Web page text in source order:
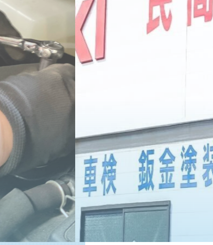
やさしい思いやり
有限会社松川自動車